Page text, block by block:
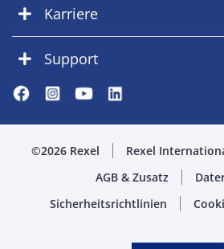
Karriere
Support
©2026 Rexel Rexel
AGB & Zusatz
Sicherheitsrichtlinien